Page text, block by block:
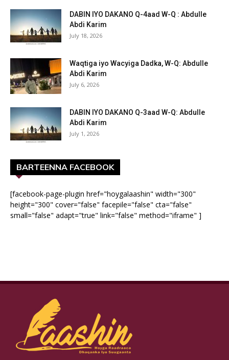
DABIN IYO DAKANO Q-4aad W-Q : Abdulle
Abdi Karim
July 18, 2026
Waqtiga iyo Wacyiga Dadka, W-Q: Abdulle
Abdi Karim
July 6, 2026
DABIN IYO DAKANO Q-3aad W-Q: Abdulle
Abdi Karim
July 1, 2026
BARTEENNA FACEBOOK
[facebook-page-plugin href="hoygalaashin" width="300"
height="300" cover="false" facepile="false" cta="false"
small="false" adapt="true" link="false" method="iframe" ]